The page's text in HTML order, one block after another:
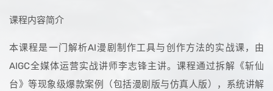
课程内容简介
本课程是一门解析AI漫剧制作工具与创作方法的实战课，由
AIGC全媒体运营实战讲师李志锋主讲。课程通过拆解《斩仙
台》等现象级爆款案例（包括漫剧版与仿真人版），系统讲解